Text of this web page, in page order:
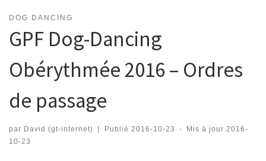
DOG DANCING
GPF Dog-Dancing
Obérythmée 2016 – Ordres
de passage
par David (gt-internet) Publié 2016-10-23 - Mis à jour 2016-
10-23